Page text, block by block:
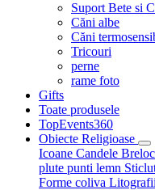
Suport Bete si
Căni albe
Căni
Tricouri
perne
rame foto
Gifts
Toate produsele
TopEvents360
Obiecte Religioase
Icoane Candele
plute punti lemn
Forme coliva Litografii